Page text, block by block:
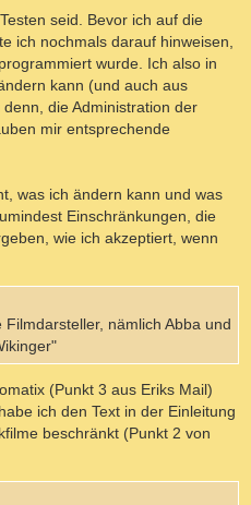
seid. Bevor ich auf die
ich nochmals darauf hinweisen,
wurde. Ich also in
kann (und auch aus
die Administration der
mir entsprechende
was ich ändern kann und was
Einschränkungen, die
wie ich akzeptiert, wenn
nämlich Abba und
(Punkt 3 aus Eriks Mail)
ich den Text in der Einleitung
beschränkt (Punkt 2 von